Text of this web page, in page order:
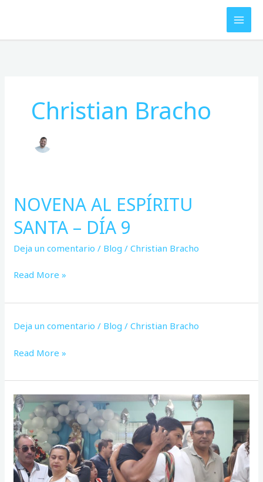
Christian Bracho
NOVENA AL ESPÍRITU
SANTA – DÍA 9
Deja un comentario / Blog /Christian Bracho
NOVENA
AL
ESPÍRITU
SANTA
DÍA
Read More »
Deja un comentario / Blog /Christian Bracho
Read More »
Día
de
la
Familia:
fe,
alegría